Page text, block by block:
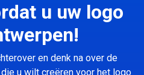
u uw logo
en denk na over de
u wilt creëren voor het logo